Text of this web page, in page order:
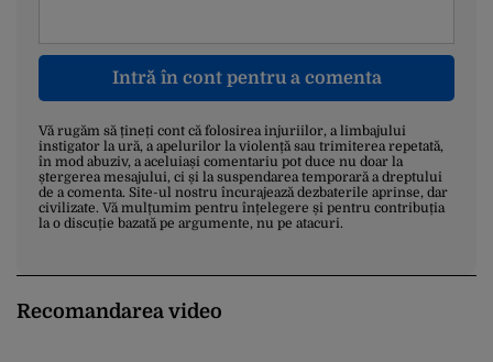
Intră în cont pentru a comenta
Vă rugăm să țineți cont că folosirea injuriilor, a limbajului
instigator la ură, a apelurilor la violență sau trimiterea repetată,
în mod abuziv, a aceluiași comentariu pot duce nu doar la
ștergerea mesajului, ci și la suspendarea temporară a dreptului
de a comenta. Site-ul nostru încurajează dezbaterile aprinse, dar
civilizate. Vă mulțumim pentru înțelegere și pentru contribuția
la o discuție bazată pe argumente, nu pe atacuri.
Recomandarea video